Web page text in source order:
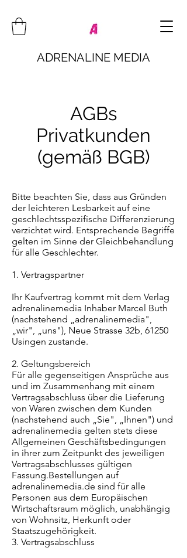
ADRENALINE MEDIA
AGBs
Privatkunden
(gemäß BGB)
Bitte beachten Sie, dass aus Gründen
der leichteren Lesbarkeit auf eine
geschlechtsspezifische Differenzierung
verzichtet wird. Entsprechende Begriffe
gelten im Sinne der Gleichbehandlung
für alle Geschlechter.
1. Vertragspartner
Ihr Kaufvertrag kommt mit dem Verlag
adrenalinemedia Inhaber Marcel Buth
(nachstehend „adrenalinemedia",
„wir", „uns"), Neue Strasse 32b, 61250
Usingen zustande.
2. Geltungsbereich
Für alle gegenseitigen Ansprüche aus
und im Zusammenhang mit einem
Vertragsabschluss über die Lieferung
von Waren zwischen dem Kunden
(nachstehend auch „Sie", „Ihnen") und
adrenalinemedia gelten stets diese
Allgemeinen Geschäftsbedingungen
in ihrer zum Zeitpunkt des jeweiligen
Vertragsabschlusses gültigen
Fassung.Bestellungen auf
adrenalinemedia.de sind für alle
Personen aus dem Europäischen
Wirtschaftsraum möglich, unabhängig
von Wohnsitz, Herkunft oder
Staatszugehörigkeit.
3. Vertragsabschluss